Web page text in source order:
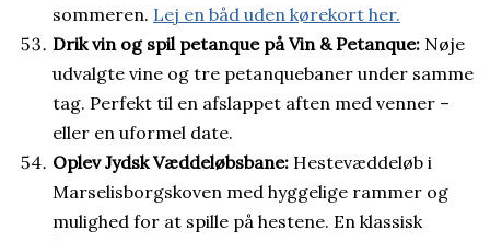
sommeren. Lej en båd uden kørekort her.
Drik vin og spil petanque på Vin & Petanque: Nøje
udvalgte vine og tre petanquebaner under samme
tag. Perfekt til en afslappet aften med venner –
eller en uformel date.
Oplev Jydsk Væddeløbsbane: Hestevæddeløb i
Marselisborgskoven med hyggelige rammer og
mulighed for at spille på hestene. En klassisk